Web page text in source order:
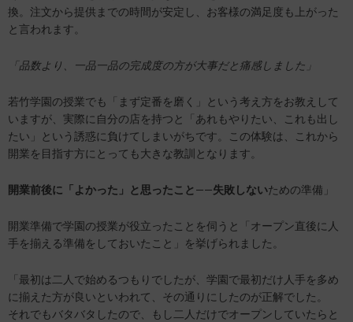
換。注文から提供までの時間が安定し、お客様の満足度も上がった
と言われます。
「品数より、一品一品の完成度の方が大事だと痛感しました」
若竹学園の授業でも「まず定番を磨く」という考え方をお教えして
いますが、実際に自分の店を持つと「あれもやりたい、これも出し
たい」という誘惑に負けてしまいがちです。この体験は、これから
開業を目指す方にとっても大きな教訓となります。
開業前後に「よかった」と思ったこと ——失敗しないための準備」
開業準備で学園の授業が役立ったことを伺うと「オープン直後に人
手を揃える準備をしておいたこと」を挙げられました。
「最初は二人で始めるつもりでしたが、学園で最初だけ人手を多め
に揃えた方が良いといわれて、その通りにしたのが正解でした。
それでもバタバタしたので、もし二人だけでオープンしていたらと